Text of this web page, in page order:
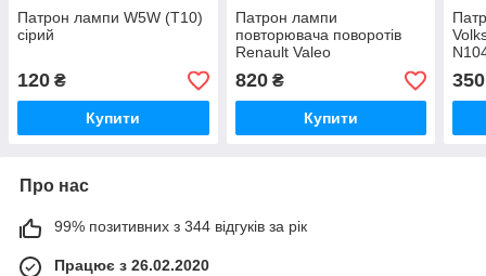
Патрон лампи W5W (T10)
сірий
120 ₴
Купити
Патрон лампи
повторювача поворотів
Renault Valeo
820₴
Купити
350
Про нас
99% позитивних з 344 відгуків за рік
Працює з 26.02.2020